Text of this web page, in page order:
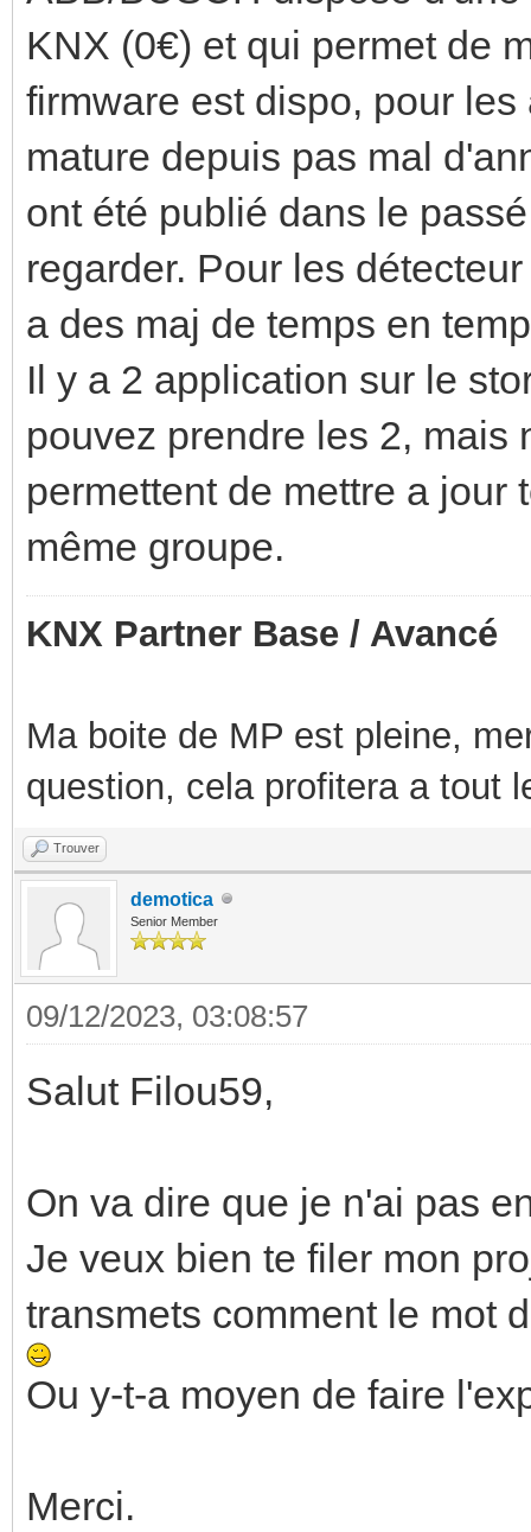
KNX (0€) et qui permet de
firmware est dispo, pour
mature depuis pas mal
ont été publié dans le
regarder. Pour les
a des maj de temps en
Il y a 2 application sur le
pouvez prendre les 2, mais
permettent de mettre a jour
même groupe.
KNX Partner Base / Avancé
Ma boite de MP est pleine,
question, cela profitera a tout
Trouver
demotica
Senior Member
09/12/2023, 03:08:57
Salut Filou59,
On va dire que je n'ai pas
Je veux bien te filer mon
transmets comment le mot
Ou y-t-a moyen de faire
Merci.